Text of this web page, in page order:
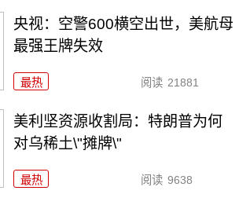
央视：空警600横空出世，美航母
最强王牌失效
最热 阅读 21881
美利坚资源收割局：特朗普为何
对乌稀土\"摊牌\"
最热 阅读 9638